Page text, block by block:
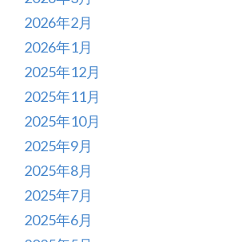
2026年2月
2026年1月
2025年12月
2025年11月
2025年10月
2025年9月
2025年8月
2025年7月
2025年6月